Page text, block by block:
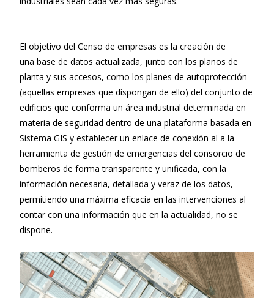
El objetivo del Censo de empresas es la creación de
una base de datos actualizada, junto con los planos de
planta y sus accesos, como los planes de autoprotección
(aquellas empresas que dispongan de ello) del conjunto de
edificios que conforma un área industrial determinada en
materia de seguridad dentro de una plataforma basada en
Sistema GIS y establecer un enlace de conexión al a la
herramienta de gestión de emergencias del consorcio de
bomberos de forma transparente y unificada, con la
información necesaria, detallada y veraz de los datos,
permitiendo una máxima eficacia en las intervenciones al
contar con una información que en la actualidad, no se
dispone.